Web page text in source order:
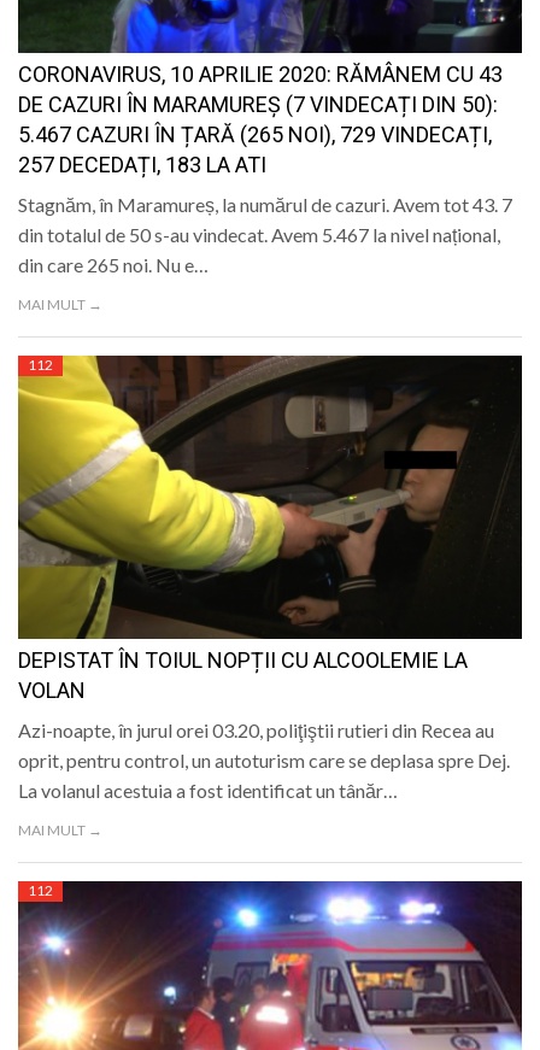
CORONAVIRUS, 10 APRILIE 2020: RĂMÂNEM CU 43
DE CAZURI ÎN MARAMUREȘ (7 VINDECAȚI DIN 50):
5.467 CAZURI ÎN ȚARĂ (265 NOI), 729 VINDECAȚI,
257 DECEDAȚI, 183 LA ATI
Stagnăm, în Maramureș, la numărul de cazuri. Avem tot 43. 7
din totalul de 50 s-au vindecat. Avem 5.467 la nivel național,
din care 265 noi. Nu e…
MAI MULT →
112
DEPISTAT ÎN TOIUL NOPȚII CU ALCOOLEMIE LA
VOLAN
Azi-noapte, în jurul orei 03.20, poliţiştii rutieri din Recea au
oprit, pentru control, un autoturism care se deplasa spre Dej.
La volanul acestuia a fost identificat un tânăr…
MAI MULT →
112